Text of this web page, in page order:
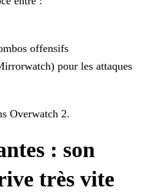
offensifs
pour les attaques
Overwatch 2.
: son
très vite